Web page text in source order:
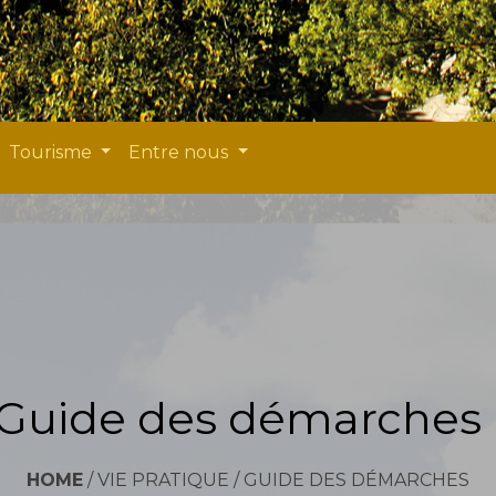
Tourisme Entre nous
des démarches
HOME /VIE PRATIQUE / GUIDE DES DÉMARCHES